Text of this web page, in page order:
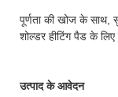
पूर्णता की खोज के साथ,
शोल्डर हीटिंग पैड के
उत्पाद के आवेदन